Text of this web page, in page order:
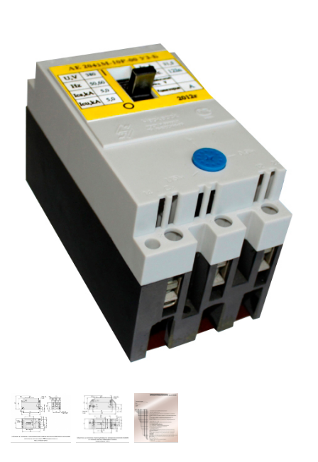
Стремянки с
Стремянки с
опорой
Ширмы
РЗА (шторы)
Штендеры
Щиты
диэлектрические